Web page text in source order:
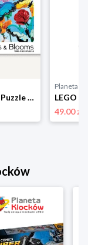
LEGO 070325 Puzzle Butterflies & Blooms (1000 elementów) Lego
Planeta
49.00 zł